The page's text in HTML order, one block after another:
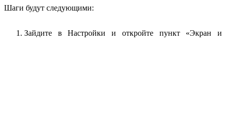
Шаги будут следующими:
Зайдите в Настройки и откройте пункт «Экран и